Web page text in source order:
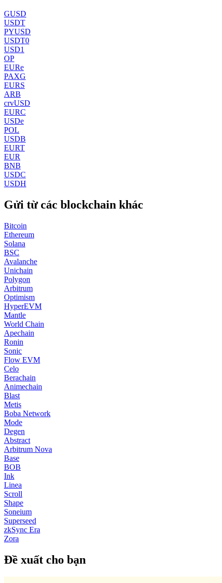
GUSD
USDT
PYUSD
USDT0
USD1
OP
EURe
PAXG
EURS
ARB
crvUSD
EURC
USDe
POL
USDB
EURT
EUR
BNB
USDC
USDH
Gửi từ các blockchain khác
Bitcoin
Ethereum
Solana
BSC
Avalanche
Unichain
Polygon
Arbitrum
Optimism
HyperEVM
Mantle
World Chain
Apechain
Ronin
Sonic
Flow EVM
Celo
Berachain
Animechain
Blast
Metis
Boba Network
Mode
Degen
Abstract
Arbitrum Nova
Base
BOB
Ink
Linea
Scroll
Shape
Soneium
Superseed
zkSync Era
Zora
Đề xuất cho bạn